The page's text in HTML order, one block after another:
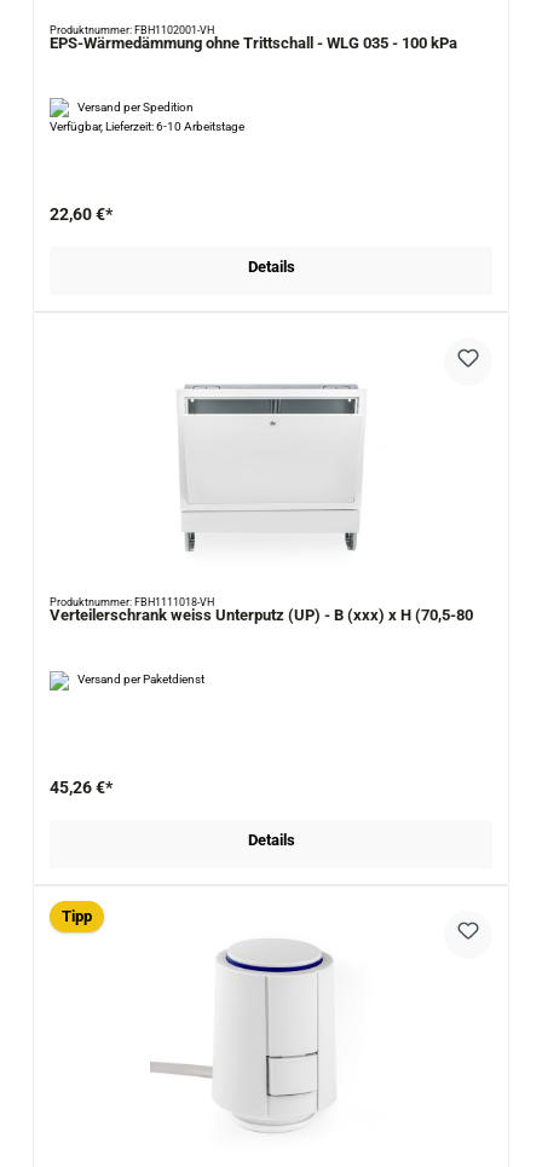
Produktnummer: FBH1102001-VH
EPS-Wärmedämmung ohne Trittschall - WLG 035 - 100 kPa
Versand per Spedition
Verfügbar, Lieferzeit: 6-10 Arbeitstage
22,60 €*
Details
Produktnummer: FBH1111018-VH
Verteilerschrank weiss Unterputz (UP) - B (xxx) x H (70,5-80
Versand per Paketdienst
45,26 €*
Details
Tipp